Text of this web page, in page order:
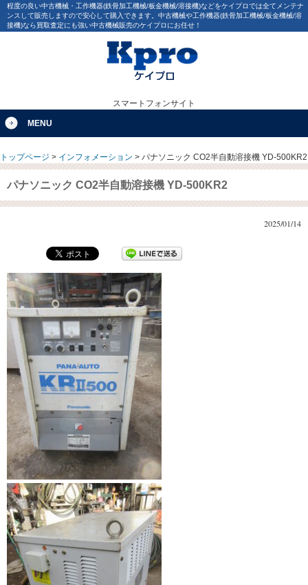
程度の良い中古機械・工作機器(鉄骨加工機械/板金機械/溶接機)などをケイプロでは全てメンテナ
ンスして販売しますので安心して購入できます。中古機械や工作機器(鉄骨加工機械/板金機械/溶
接機)なら買取査定にも強い中古機械販売のケイプロにお任せ！
スマートフォンサイト
MENU
トップページ > インフォメーション > パナソニック CO2半自動溶接機 YD-500KR2
パナソニック CO2半自動溶接機 YD-500KR2
2025/01/14